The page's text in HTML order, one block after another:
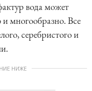
вода может
многообразно. Все
серебристого и
НИЖЕ